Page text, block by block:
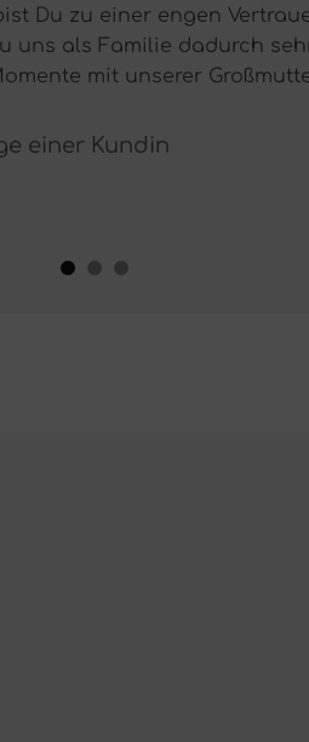
und liebevollen Umgang
wurde stets zu meiner
Ein großes Lob an das